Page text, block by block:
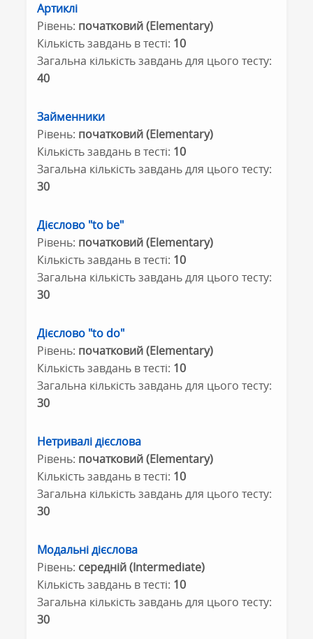
Артиклі
Рівень: початковий (Elementary)
Кількість завдань в тесті: 10
Загальна кількість завдань для цього тесту:
40
Займенники
Рівень: початковий (Elementary)
Кількість завдань в тесті: 10
Загальна кількість завдань для цього тесту:
30
Дієслово "to be"
Рівень: початковий (Elementary)
Кількість завдань в тесті: 10
Загальна кількість завдань для цього тесту:
30
Дієслово "to do"
Рівень: початковий (Elementary)
Кількість завдань в тесті: 10
Загальна кількість завдань для цього тесту:
30
Нетривалі дієслова
Рівень: початковий (Elementary)
Кількість завдань в тесті: 10
Загальна кількість завдань для цього тесту:
30
Модальні дієслова
Рівень: середній (Intermediate)
Кількість завдань в тесті: 10
Загальна кількість завдань для цього тесту:
30